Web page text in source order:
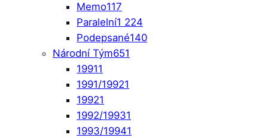
Memo117
Paralelní1 224
Podepsané140
Národní Tým651
19911
1991/19921
19921
1992/19931
1993/19941